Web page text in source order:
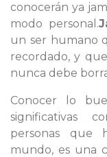
conocerán ya
modo personal.
un ser humano
recordado, y
nunca debe
Conocer lo
significativas
personas que
mundo, es una